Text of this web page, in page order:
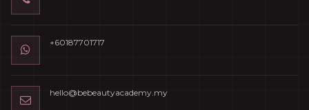
+60187701717
hello@bebeautyacademy.my